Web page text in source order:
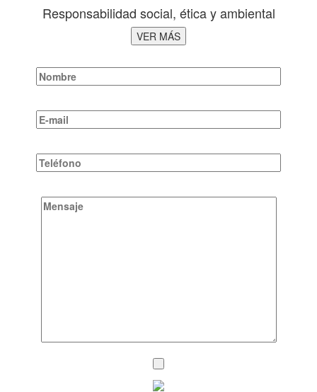
Responsabilidad social, ética y ambiental
VER MÁS